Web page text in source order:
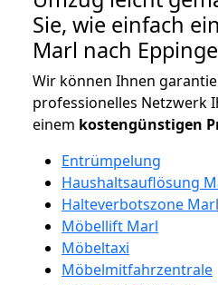
Sie, wie einfach
Marl nach
Wir können Ihnen
professionelles Netzwerk
einem kostengünstigen
Entrümpelung
Haushaltsauflösung
Halteverbotszone Marl
Möbellift Marl
Möbeltaxi
Möbelmitfahrzentrale